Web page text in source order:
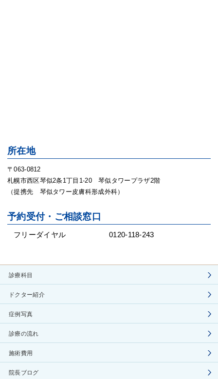
所在地
〒063-0812
札幌市西区琴似2条1丁目1-20 琴似タワープラザ2階
（提携先 琴似タワー皮膚科形成外科）
予約受付・ご相談窓口
フリーダイヤル 0120-118-243
診療科目
ドクター紹介
症例写真
診療の流れ
施術費用
院長ブログ